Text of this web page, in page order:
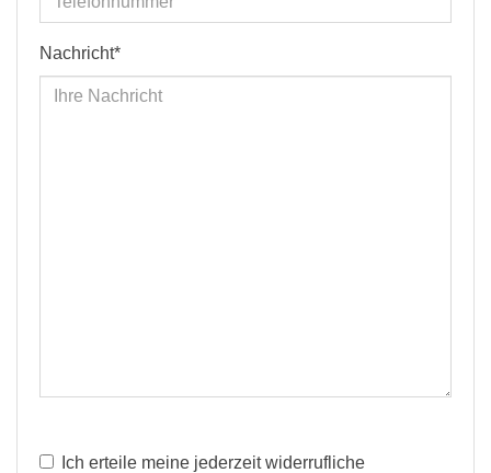
Nachricht*
Ich erteile meine jederzeit widerrufliche